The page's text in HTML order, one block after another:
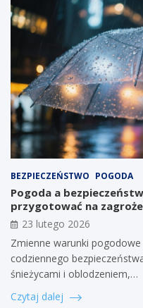
BEZPIECZEŃSTWO POGODA
Pogoda a
przygotować na
23 lutego 2026
Zmienne warunki
codziennego
śnieżycami i oblodzeniem,…
Czytaj dalej